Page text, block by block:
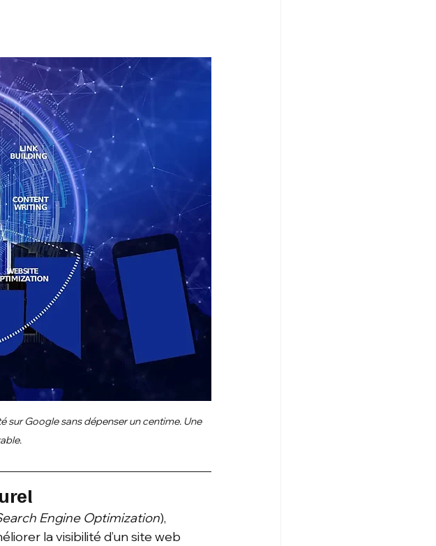
sur Google sans dépenser un centime. Une
Engine Optimization),
la visibilité d’un site web